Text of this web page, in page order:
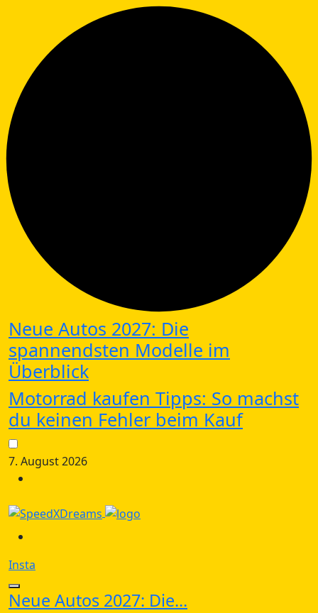
Neue Autos 2027: Die
spannendsten Modelle im
Überblick
Motorrad kaufen Tipps: So machst
du keinen Fehler beim Kauf
7. August 2026
Insta
Neue Autos 2027: Die...